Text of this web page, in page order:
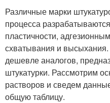
Различные марки
процесса
пластичности,
схватывания и
дешевле аналогов,
штукатурки. Рассмотрим
растворов и сведем
общую таблицу.